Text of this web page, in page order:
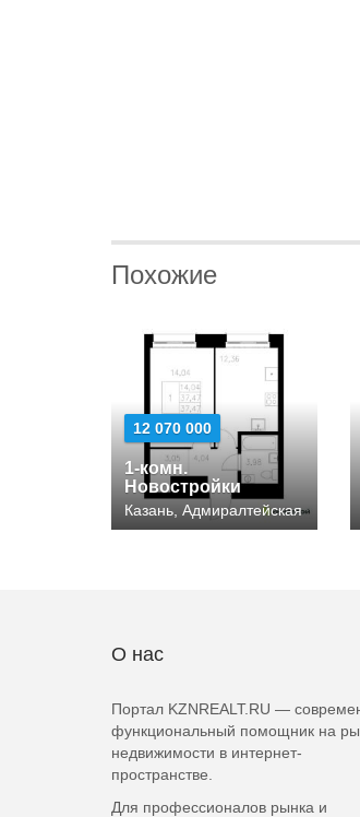
Похожие
12 070 000
1-комн.
Новостройки
Казань, Адмиралтейская
О нас
Портал KZNREALT.RU —
функциональный помощник на
недвижимости в интернет-
пространстве.
Для профессионалов рынка и